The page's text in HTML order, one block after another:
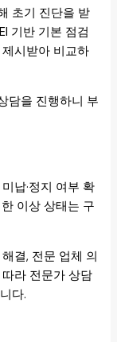
초기 진단을 받
기반 기본 점검
시받아 비교하
담을 진행하니 부
납·정지 여부 확
이상 상태는 구
결, 전문 업체 의
라 전문가 상담
다.